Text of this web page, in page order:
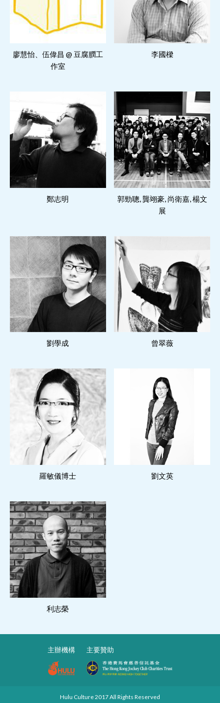
廖慧怡、伍偉昌 @ 豆腐膶工
作室
李國樑
鄭志明
郭勁聰, 龔翊豪, 尚衛嘉, 楊文
展
劉學成 曾翠薇
羅敏儀博士 劉文英
利志榮
主辦機構 主要贊助
Hulu Culture 2017 All Rights Reserved